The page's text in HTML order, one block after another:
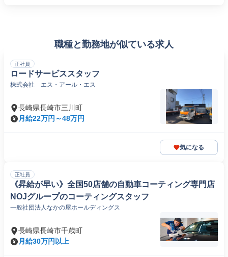
職種と勤務地が似ている求人
正社員
ロードサービススタッフ
株式会社 エス・アール・エス
長崎県長崎市三川町
月給22万円～48万円
気になる
正社員
《昇給が早い》全国50店舗の自動車コーティング専門店
NOJグループのコーティングスタッフ
一般社団法人なかの屋ホールディングス
長崎県長崎市千歳町
月給30万円以上